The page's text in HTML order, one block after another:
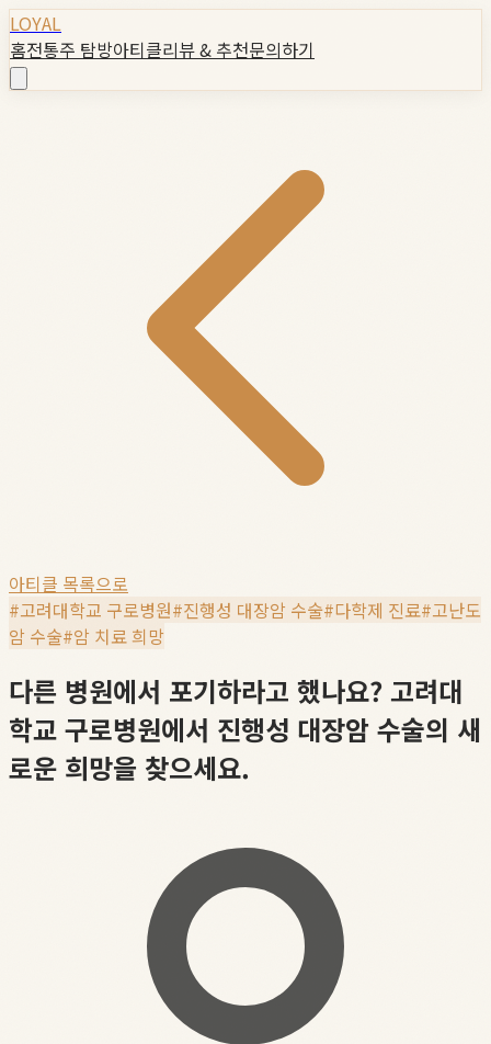
LOYAL
홈전통주 탐방아티클리뷰 & 추천문의하기
아티클 목록으로
#고려대학교 구로병원#진행성 대장암 수술#다학제 진료#고난도
암 수술#암 치료 희망
다른 병원에서 포기하라고 했나요? 고려대
학교 구로병원에서 진행성 대장암 수술의 새
로운 희망을 찾으세요.